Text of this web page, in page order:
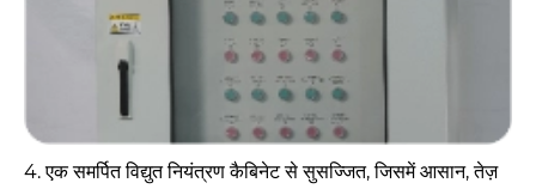
4. एक समर्पित विद्युत नियंत्रण कैबिनेट से सुसज्जित, जिसमें आसान, तेज़